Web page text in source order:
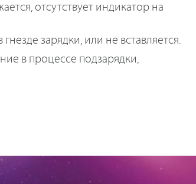
отсутствует индикатор на
зарядки, или не вставляется.
в процессе подзарядки,